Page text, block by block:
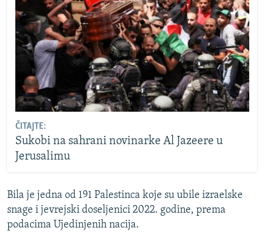
ČITAJTE:
Sukobi na sahrani novinarke Al Jazeere u
Jerusalimu
Bila je jedna od 191 Palestinca koje su ubile izraelske
snage i jevrejski doseljenici 2022. godine, prema
podacima Ujedinjenih nacija.